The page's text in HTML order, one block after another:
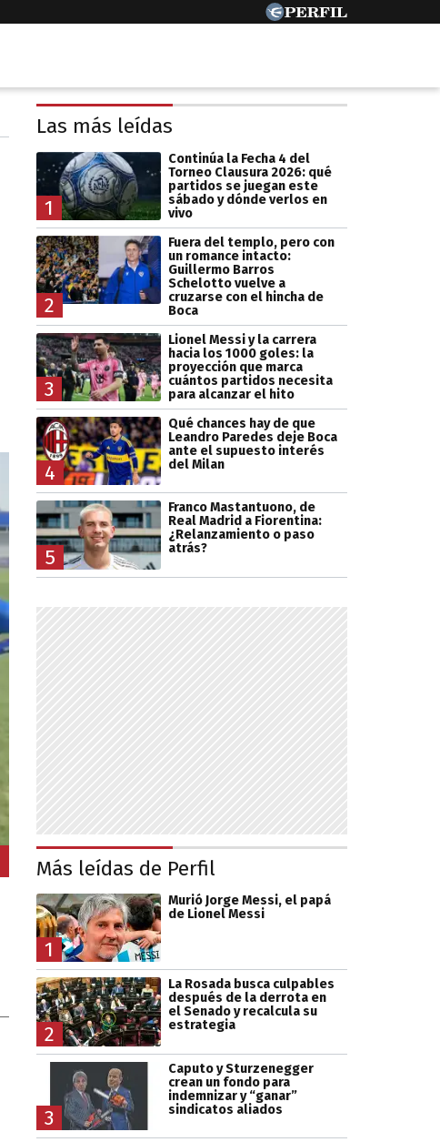
Las más leídas
1
Continúa la Fecha 4 del
Torneo Clausura 2026: qué
partidos se juegan este
sábado y dónde verlos en
vivo
2
Fuera del templo, pero con
un romance intacto:
Guillermo Barros
Schelotto vuelve a
cruzarse con el hincha de
Boca
3
Lionel Messi y la carrera
hacia los 1000 goles: la
proyección que marca
cuántos partidos necesita
para alcanzar el hito
4
Qué chances hay de que
Leandro Paredes deje Boca
ante el supuesto interés
del Milan
5
Franco Mastantuono, de
Real Madrid a Fiorentina:
¿Relanzamiento o paso
atrás?
Más leídas de Perfil
1
Murió Jorge Messi, el papá
de Lionel Messi
2
La Rosada busca culpables
después de la derrota en
el Senado y recalcula su
estrategia
3
Caputo y Sturzenegger
crean un fondo para
indemnizar y “ganar”
sindicatos aliados